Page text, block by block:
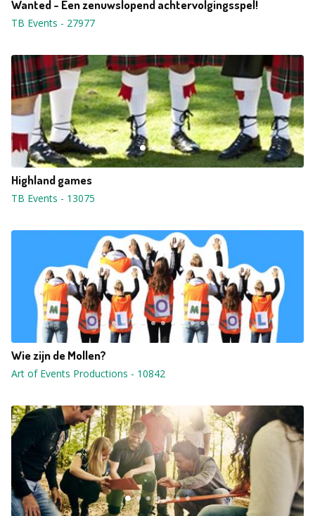
Wanted - Een zenuwslopend achtervolgingsspel!
TB Events - 27977
Highland games
TB Events - 13075
Wie zijn de Mollen?
Art of Events Productions - 10842